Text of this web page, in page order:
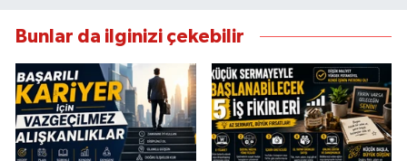
Bunlar da ilginizi çekebilir